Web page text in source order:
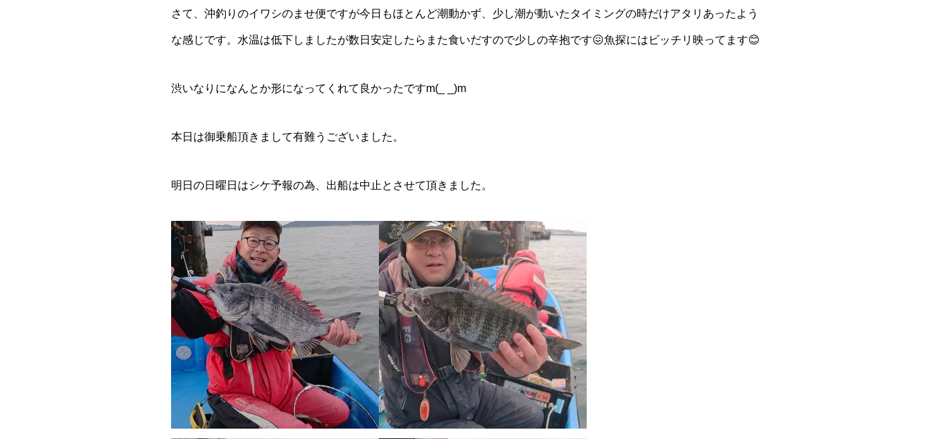
さて、沖釣りのイワシのませ便ですが今日もほとんど潮動かず、少し潮が動いたタイミングの時だけアタリあったよう
な感じです。水温は低下しましたが数日安定したらまた食いだすので少しの辛抱です😖魚探にはビッチリ映ってます😊
渋いなりになんとか形になってくれて良かったですm(_ _)m
本日は御乗船頂きまして有難うございました。
明日の日曜日はシケ予報の為、出船は中止とさせて頂きました。